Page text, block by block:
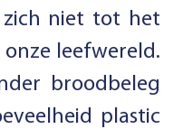
zich niet tot het
leefwereld.
broodbeleg
plastic